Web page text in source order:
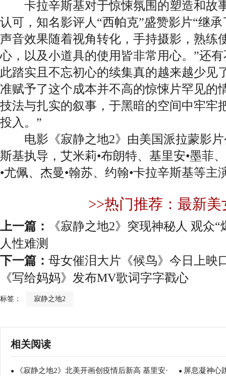
卡拉辛斯基对于惊悚氛围的塑造和故
认可，知名影评人“西帕克”盛赞影片“继
声音效果随着视角转化，手持摄影，熟练
心，以及小道具的使用皆非常用心。”还
此踏实且不忘初心的续集真的越来越少见
准赋予了这个成本并不高的惊悚片罕见的
技法与扎实的叙事，于黑暗的空间中牢牢
投入。”
电影《寂静之地2》由美国派拉蒙影片
斯基执导，艾米莉•布朗特、基里安•墨菲
•尤佩、杰曼•翰苏、约翰•卡拉辛斯基等主
>>热门推荐：最新美
上一篇：
《寂静之地2》突现神秘人 观众
人性难测
下一篇： 母女催泪大片《候鸟》今日上映
《写给妈妈》发布MV歌词字字戳心
标签： 寂静之地2
相关阅读
● 《寂静之地2》北美开画创疫情后新高 基里安· ● 屏息凝神心